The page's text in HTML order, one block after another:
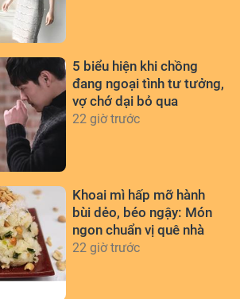
5 biểu hiện khi chồng
đang ngoại tình tư tưởng,
vợ chớ dại bỏ qua
22 giờ trước
Khoai mì hấp mỡ hành
bùi dẻo, béo ngậy: Món
ngon chuẩn vị quê nhà
22 giờ trước